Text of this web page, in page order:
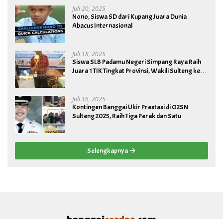
Juli 20, 2025
Nono, Siswa SD dari Kupang Juara Dunia
Abacus Internasional
Juli 18, 2025
Siswa SLB Padamu Negeri Simpang Raya Raih
Juara 1 TIK Tingkat Provinsi, Wakili Sulteng ke
Juli 16, 2025
Kontingen Banggai Ukir Prestasi di O2SN
Sulteng 2025, Raih Tiga Perak dan Satu
Selengkapnya